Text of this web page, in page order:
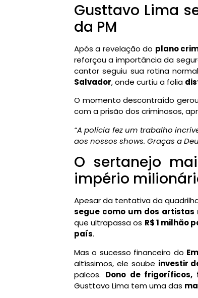
Gusttavo Lima
da PM
Após a revelação do plano
reforçou a importância da
cantor seguiu sua rotina
Salvador, onde curtiu a folia
O momento descontraído
com a prisão dos criminosos,
“A polícia fez um trabalho
aos nossos shows. Graças a
O sertanejo
império
Apesar da tentativa da
segue como um dos
que ultrapassa os R$ 1 milhão
país.
Mas o sucesso financeiro do
altíssimos, ele soube investir
palcos. Dono de frigoríficos,
Gusttavo Lima tem uma das